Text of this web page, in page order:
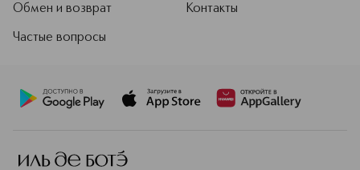
Обмен и возврат
Частые вопросы
Контакты